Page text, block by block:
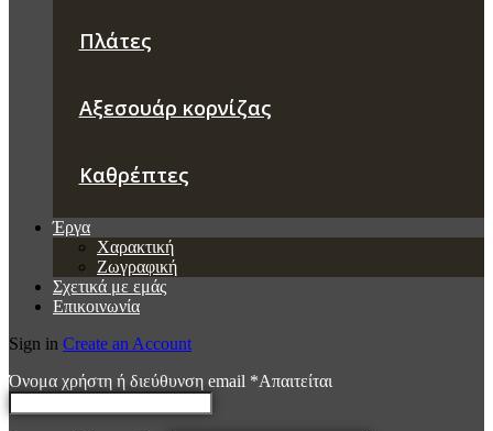
Πλάτες
Αξεσουάρ κορνίζας
Καθρέπτες
Έργα
Χαρακτική
Ζωγραφική
Σχετικά με εμάς
Επικοινωνία
Sign in Create an Account
Όνομα χρήστη ή διεύθυνση email *Απαιτείται